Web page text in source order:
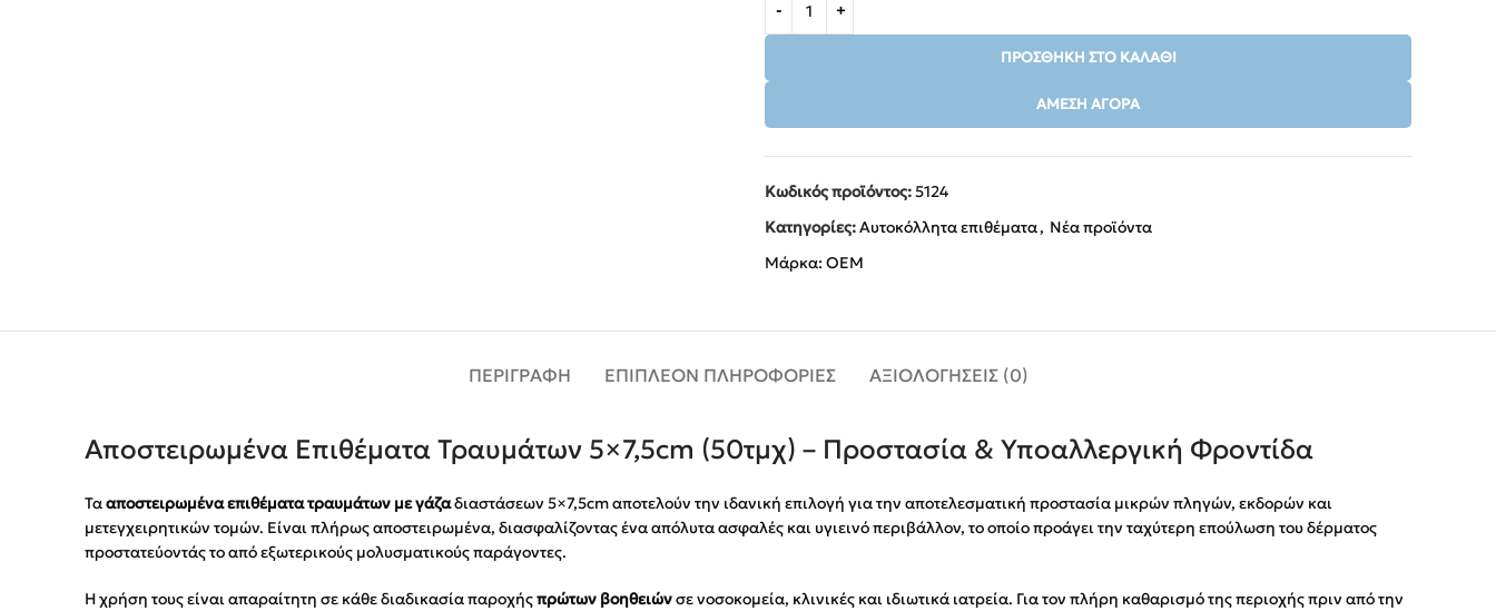
ΠΡΟΣΘΉΚΗ ΣΤΟ ΚΑΛΆΘΙ
ΆΜΕΣΗ ΑΓΟΡΆ
Κωδικός προϊόντος:5124
Κατηγορίες:Αυτοκόλλητα επιθέματα, Νέα προϊόντα
Μάρκα: OEM
ΠΕΡΙΓΡΑΦΉ ΕΠΙΠΛΈΟΝ ΠΛΗΡΟΦΟΡΊΕΣ ΑΞΙΟΛΟΓΉΣΕΙΣ (0)
Αποστειρωμένα Επιθέματα Τραυμάτων 5×7,5cm (50τμχ) – Προστασία & Υποαλλεργική Φροντίδα
Τααποστειρωμένα επιθέματα τραυμάτων με γάζαδιαστάσεων 5×7,5cm αποτελούν την ιδανική επιλογή για την αποτελεσματική προστασία μικρών πληγών, εκδορών και
μετεγχειρητικών τομών. Είναι πλήρως αποστειρωμένα, διασφαλίζοντας ένα απόλυτα ασφαλές και υγιεινό περιβάλλον, το οποίο προάγει την ταχύτερη επούλωση του δέρματος
προστατεύοντάς το από εξωτερικούς μολυσματικούς παράγοντες.
Η χρήση τους είναι απαραίτητη σε κάθε διαδικασία παροχήςπρώτων βοηθειώνσε νοσοκομεία, κλινικές και ιδιωτικά ιατρεία. Για τον πλήρη καθαρισμό της περιοχής πριν από την